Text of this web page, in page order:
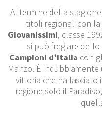
Al termine della
titoli regionali con la
Giovanissimi, classe
si può fregiare dello
Campioni d’Italia con
Manzo. È
vittoria che ha lasciato
regione solo il